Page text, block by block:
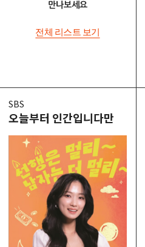
만나보세요
전체 리스트 보기
SBS
오늘부터 인간입니다만